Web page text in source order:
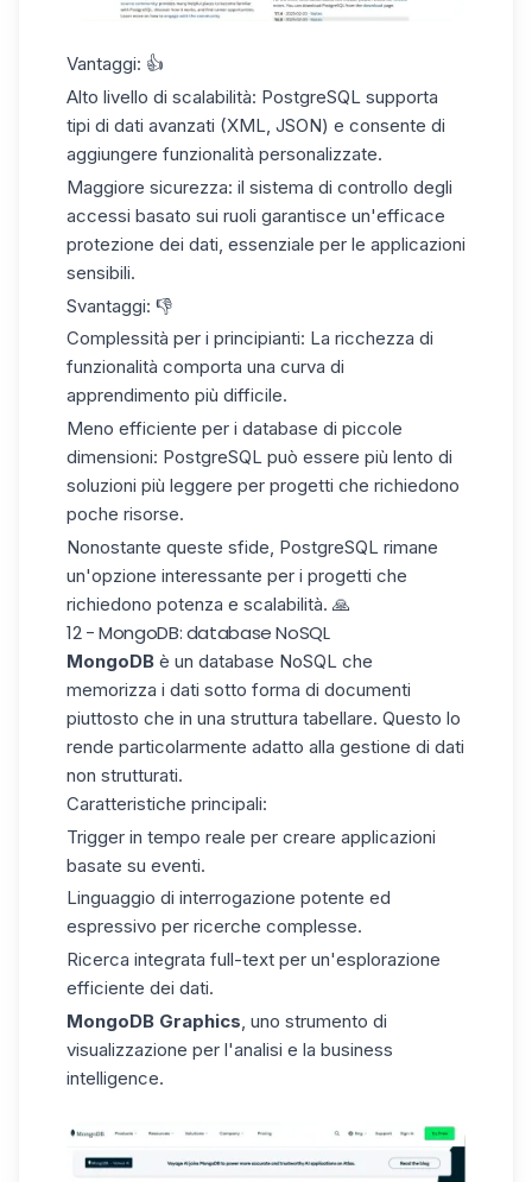
Vantaggi: 👍
Alto livello di scalabilità: PostgreSQL supporta
tipi di dati avanzati (XML, JSON) e consente di
aggiungere funzionalità personalizzate.
Maggiore sicurezza: il sistema di controllo degli
accessi basato sui ruoli garantisce un'efficace
protezione dei dati, essenziale per le applicazioni
sensibili.
Svantaggi: 👎
Complessità per i principianti: La ricchezza di
funzionalità comporta una curva di
apprendimento più difficile.
Meno efficiente per i database di piccole
dimensioni: PostgreSQL può essere più lento di
soluzioni più leggere per progetti che richiedono
poche risorse.
Nonostante queste sfide, PostgreSQL rimane
un'opzione interessante per i progetti che
richiedono potenza e scalabilità. 🙏
12 - MongoDB: database NoSQL
MongoDB è un database NoSQL che
memorizza i dati sotto forma di documenti
piuttosto che in una struttura tabellare. Questo lo
rende particolarmente adatto alla gestione di dati
non strutturati.
Caratteristiche principali:
Trigger in tempo reale per creare applicazioni
basate su eventi.
Linguaggio di interrogazione potente ed
espressivo per ricerche complesse.
Ricerca integrata full-text per un'esplorazione
efficiente dei dati.
MongoDB Graphics , uno strumento di
visualizzazione per l'analisi e la business
intelligence.